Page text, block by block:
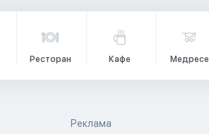
Ресторан Кафе Медресе
Реклама